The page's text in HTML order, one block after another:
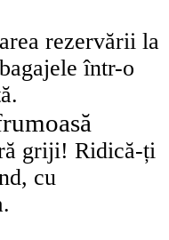
rezervării la
într-o
griji! Ridică-ți
cu